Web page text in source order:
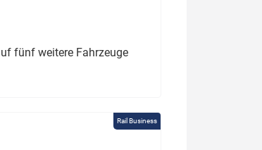
fünf weitere Fahrzeuge
Rail Business